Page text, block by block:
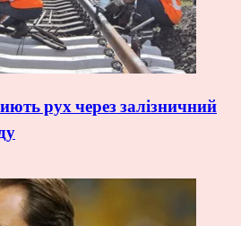
рух через залізничний